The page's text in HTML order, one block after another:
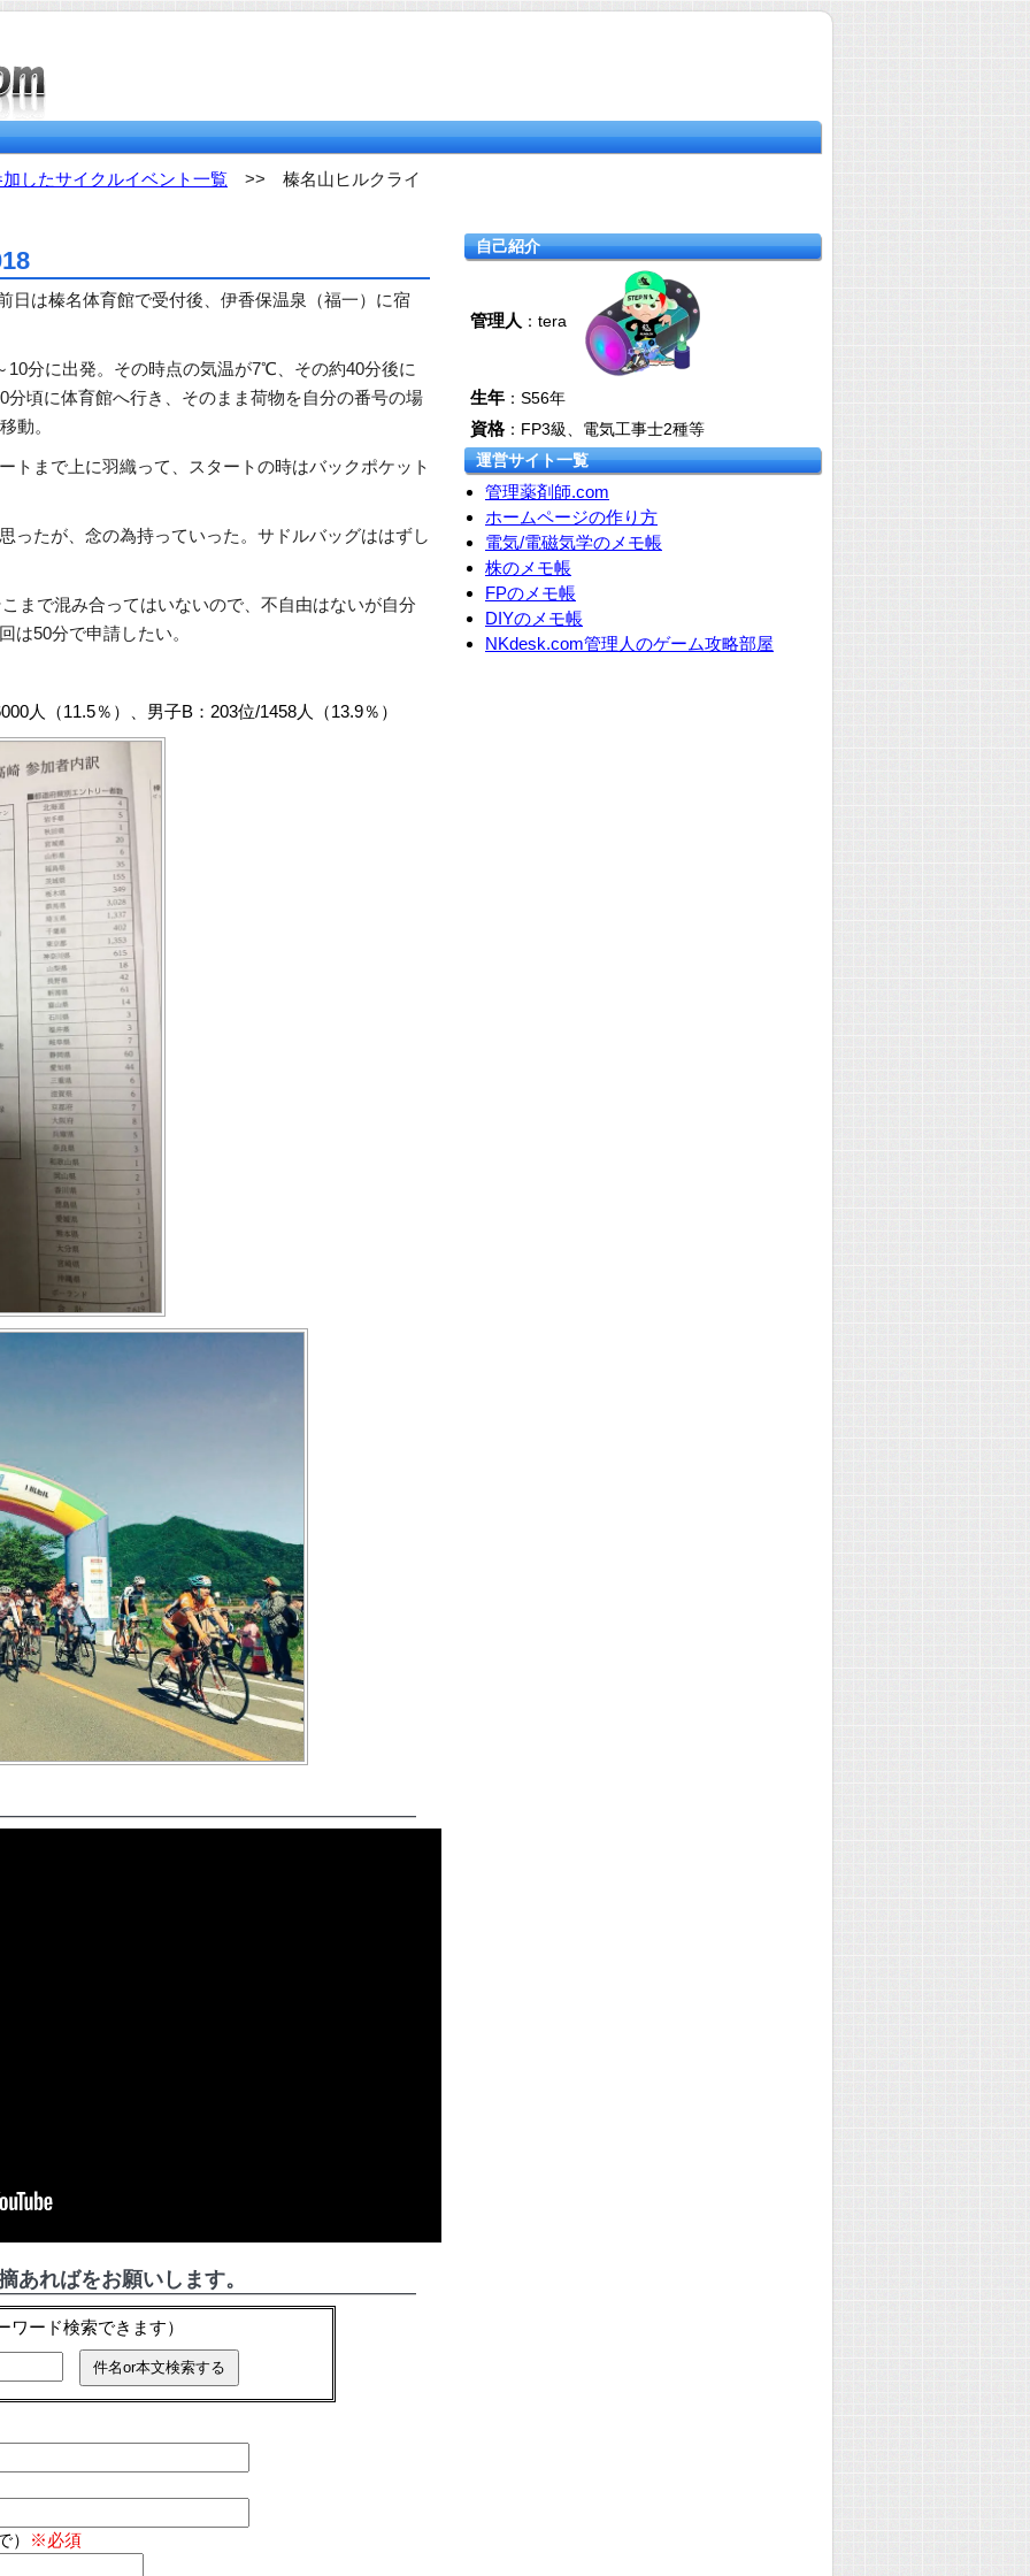
したサイクルイベント一覧 >> 榛名山ヒルクライ
日は榛名体育館で受付後、伊香保温泉（福一）に宿
10分に出発。その時点の気温が7℃、その約40分後に
頃に体育館へ行き、そのまま荷物を自分の番号の場
動。
トまで上に羽織って、スタートの時はバックポケット
ったが、念の為持っていった。サドルバッグははずし
まで混み合ってはいないので、不自由はないが自分
は50分で申請したい。
人（11.5％）、男子B：203位/1458人（13.9％）
あればをお願いします。
ード検索できます）
） ※必須
自己紹介
管理人 ：tera
生年 ：S56年
資格：FP3級、電気工事士2種等
運営サイト一覧
管理薬剤師.com
ホームページの作り方
電気/電磁気学のメモ帳
株のメモ帳
FPのメモ帳
DIYのメモ帳
NKdesk.com管理人のゲーム攻略部屋